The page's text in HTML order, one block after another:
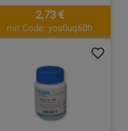
2,73 €
mit Code: yos0uq60fr